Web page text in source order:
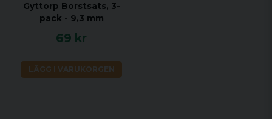
Gyttorp Borstsats, 3-
pack - 9,3 mm
69 kr
LÄGG I VARUKORGEN